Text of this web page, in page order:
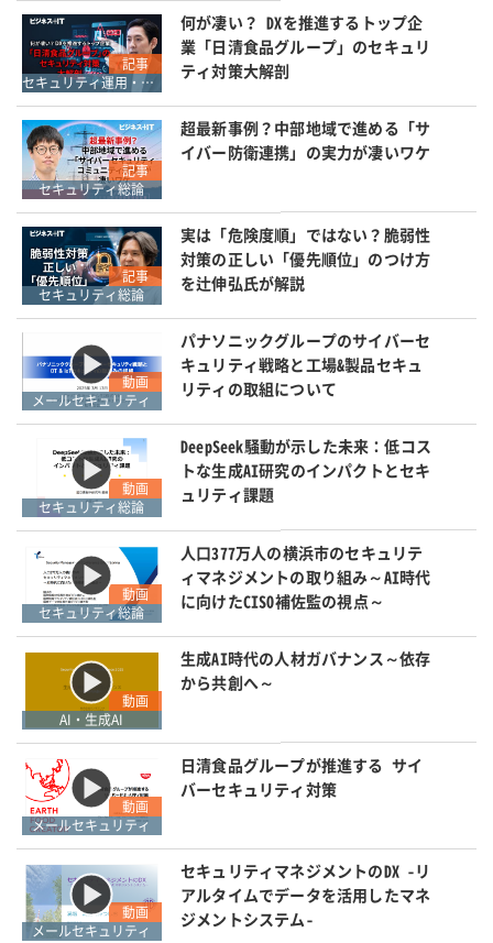
記事
セキュリティ運用・SOC・SIEM・ログ管理
何が凄い？ DXを推進するトップ企
業「日清食品グループ」のセキュリ
ティ対策大解剖
記事
セキュリティ総論
超最新事例？中部地域で進める「サ
イバー防衛連携」の実力が凄いワケ
記事
セキュリティ総論
実は「危険度順」ではない？脆弱性
対策の正しい「優先順位」のつけ方
を辻伸弘氏が解説
動画
メールセキュリティ
パナソニックグループのサイバーセ
キュリティ戦略と工場&製品セキュ
リティの取組について
動画
セキュリティ総論
DeepSeek騒動が示した未来：低コス
トな生成AI研究のインパクトとセキ
ュリティ課題
動画
セキュリティ総論
人口377万人の横浜市のセキュリテ
ィマネジメントの取り組み～AI時代
に向けたCISO補佐監の視点～
動画
AI・生成AI
生成AI時代の人材ガバナンス～依存
から共創へ～
動画
メールセキュリティ
日清食品グループが推進する サイ
バーセキュリティ対策
動画
メールセキュリティ
セキュリティマネジメントのDX -リ
アルタイムでデータを活用したマネ
ジメントシステム-